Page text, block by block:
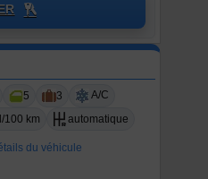
5 3
A/C
100 km
automatique
du véhicule